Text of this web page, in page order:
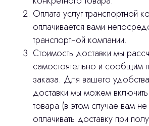
Оплата услуг транспортной
оплачивается вами
транспортной компании.
Стоимость доставки мы
самостоятельно и сообщим
заказа. Для вашего
доставки мы можем включить
товара (в этом случае вам не
оплачивать доставку при
Остались вопросы
оставьте контакты, мы свяжемся и
ответим на все вопросы
© 2024 ЛС Дентал Групп